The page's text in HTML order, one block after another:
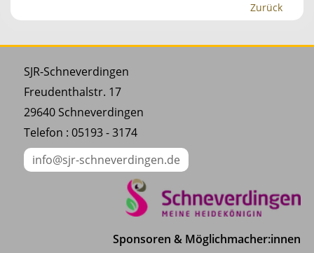
Zurück
SJR-Schneverdingen
Freudenthalstr. 17
29640 Schneverdingen
Telefon : 05193 - 3174
info@sjr-schneverdingen.de
Sponsoren & Möglichmacher:innen